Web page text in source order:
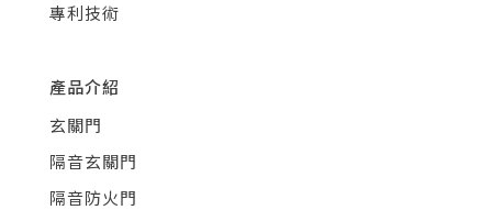
專利技術
產品介紹
玄關門
隔音玄關門
隔音防火門